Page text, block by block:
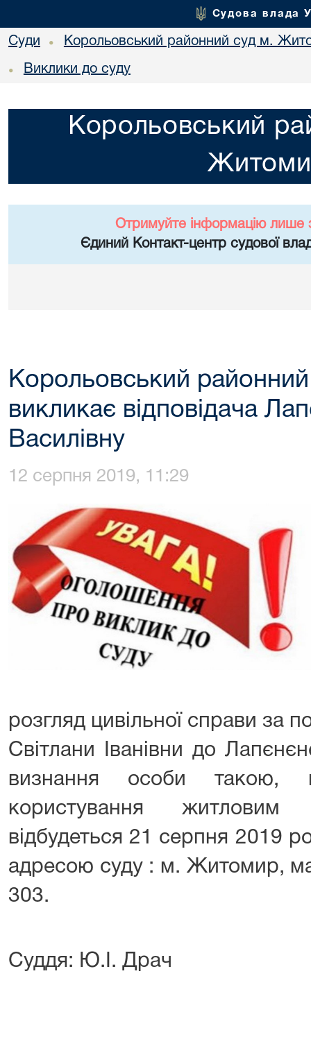
Судова влада
Суди • Корольовський районний суд м.
• Виклики до суду
Корольовський
Отримуйте інформацію лише
Єдиний Контакт-центр судової
Корольовський
викликає відповідача
Василівну
12 серпня 2019, 11:29
розгляд цивільної справи за
Світлани Іванівни до
визнання особи такою,
користування
відбудеться 21 серпня 2019
адресою суду : м. Житомир,
303.
Суддя: Ю.І. Драч